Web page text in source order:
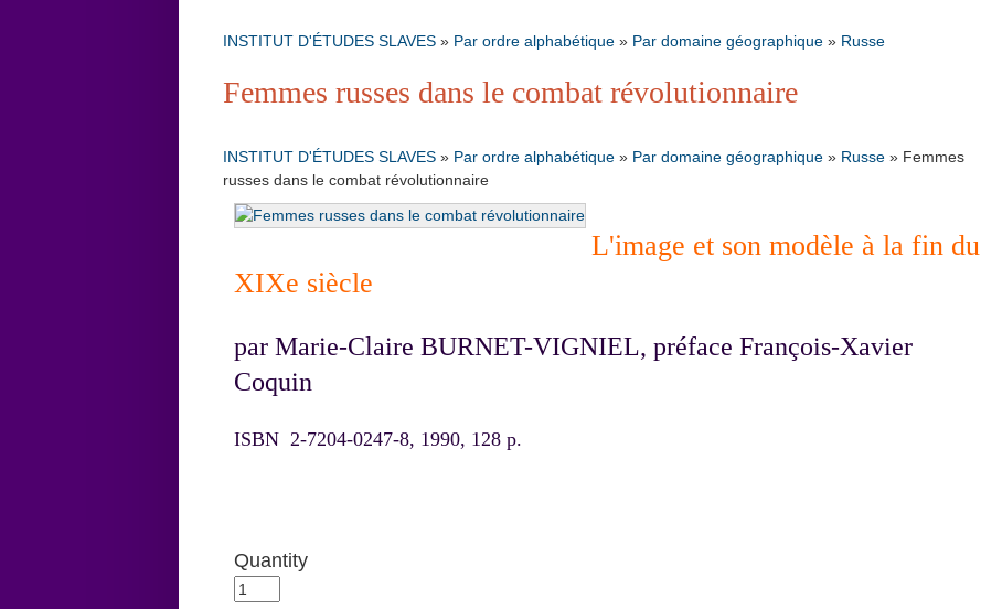
INSTITUT D'ÉTUDES SLAVES » Par ordre alphabétique » Par domaine géographique » Russe
Femmes russes dans le combat révolutionnaire
INSTITUT D'ÉTUDES SLAVES » Par ordre alphabétique » Par domaine géographique » Russe » Femmes
russes dans le combat révolutionnaire
L'image et son modèle à la fin du
XIXe siècle
par Marie-Claire BURNET-VIGNIEL, préface François-Xavier
Coquin
ISBN 2-7204-0247-8, 1990, 128 p.
Quantity